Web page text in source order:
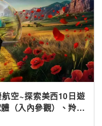
蘭全覽16天【倫敦市
、雙酒廠、米其林、